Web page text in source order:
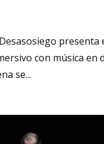
presenta
con música en
se...